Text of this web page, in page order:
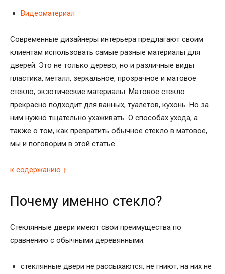
Видеоматериал
Современные дизайнеры интерьера предлагают своим
клиентам использовать самые разные материалы для
дверей. Это не только дерево, но и различные виды
пластика, металл, зеркальное, прозрачное и матовое
стекло, экзотические материалы. Матовое стекло
прекрасно подходит для ванных, туалетов, кухонь. Но за
ним нужно тщательно ухаживать. О способах ухода, а
также о том, как превратить обычное стекло в матовое,
мы и поговорим в этой статье.
к содержанию ↑
Почему именно стекло?
Стеклянные двери имеют свои преимущества по
сравнению с обычными деревянными:
стеклянные двери не рассыхаются, не гниют, на них не